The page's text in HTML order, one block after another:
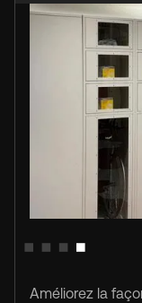
Améliorez la